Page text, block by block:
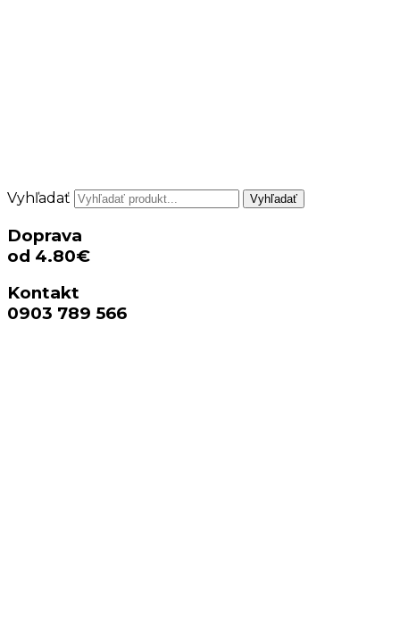
Vyhľadať Vyhľadať
Doprava
od 4.80€
Kontakt
0903 789 566